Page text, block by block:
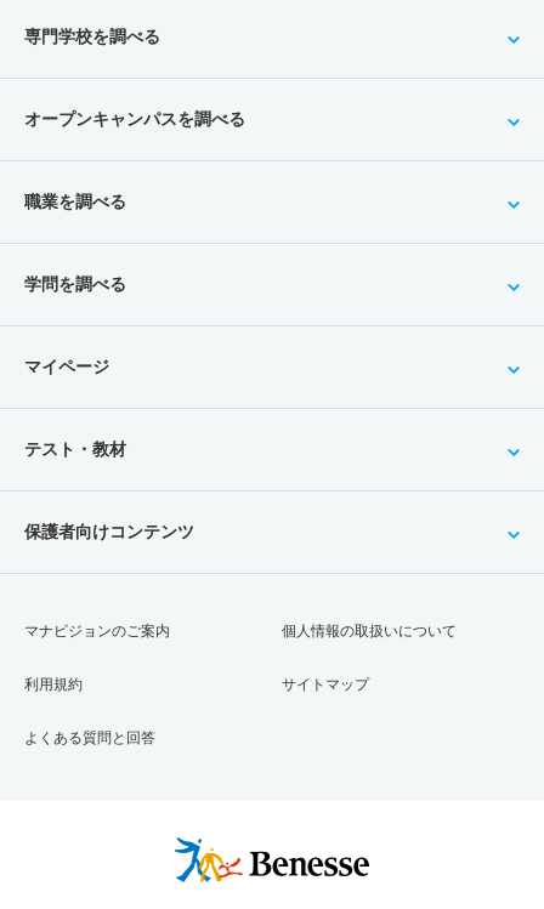
専門学校を調べる
オープンキャンパスを調べる
職業を調べる
学問を調べる
マイページ
テスト・教材
保護者向けコンテンツ
マナビジョンのご案内
利用規約
よくある質問と回答
個人情報の取扱いについて
サイトマップ